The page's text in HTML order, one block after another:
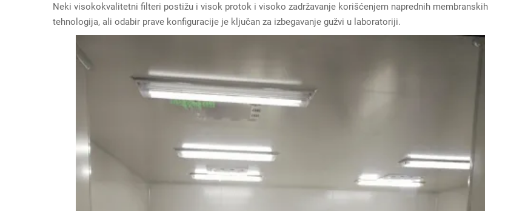
Neki visokokvalitetni filteri postižu i visok protok i visoko zadržavanje korišćenjem naprednih membranskih
tehnologija, ali odabir prave konfiguracije je ključan za izbegavanje gužvi u laboratoriji.